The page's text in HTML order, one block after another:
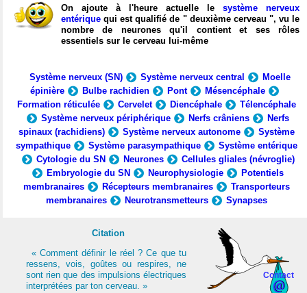
On ajoute à l'heure actuelle le système nerveux
entérique qui est qualifié de " deuxième cerveau ", vu le
nombre de neurones qu'il contient et ses rôles
essentiels sur le cerveau lui-même
Système nerveux (SN) Système nerveux central
Moelle
épinière
Bulbe rachidien Pont
Mésencéphale
Formation réticulée
Cervelet Diencéphale
Télencéphale
Système nerveux périphérique
Nerfs crâniens
Nerfs
spinaux (rachidiens)
Système nerveux autonome
Système
sympathique
Système parasympathique
Système entérique
Cytologie du SN
Neurones
Cellules gliales (névroglie)
Embryologie du SN
Neurophysiologie
Potentiels
membranaires
Récepteurs membranaires
Transporteurs
membranaires
Neurotransmetteurs Synapses
Contact
Citation
« Comment définir le réel ? Ce que tu
ressens, vois, goûtes ou respires, ne
sont rien que des impulsions électriques
interprétées par ton cerveau. »